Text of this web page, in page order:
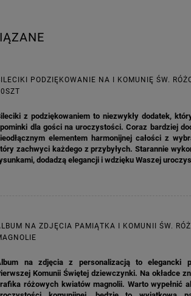
PODZIĘKOWANIE NA I KOMUNIĘ ŚW.
z podziękowaniem to niezwykły dodatek,
dla gości na uroczystości. Coraz bardziej
elementem harmonijnej całości z
zachwyci każdego z przybyłych. Starannie
dodadzą elegancji i wdzięku Waszej
NA ZDJĘCIA PAMIĄTKA I KOMUNII ŚW.
na zdjęcia z personalizacją to elegancki
Komunii Świętej dziewczynki. Na okładce
różowych kwiatów magnolii. Warto wypełnić